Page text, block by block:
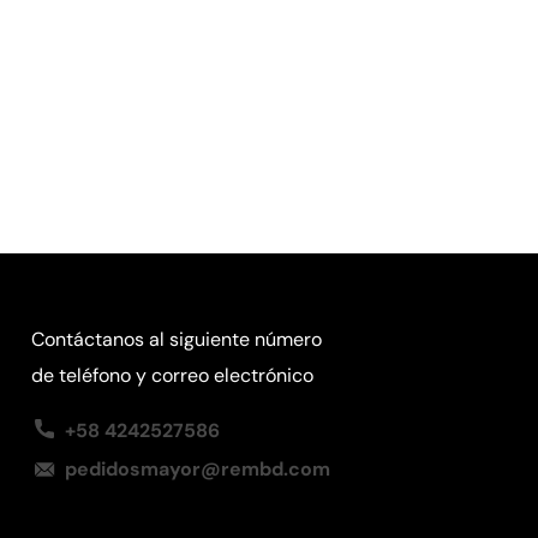
Contáctanos al siguiente número
de teléfono y correo electrónico
+58 4242527586
pedidosmayor@rembd.com